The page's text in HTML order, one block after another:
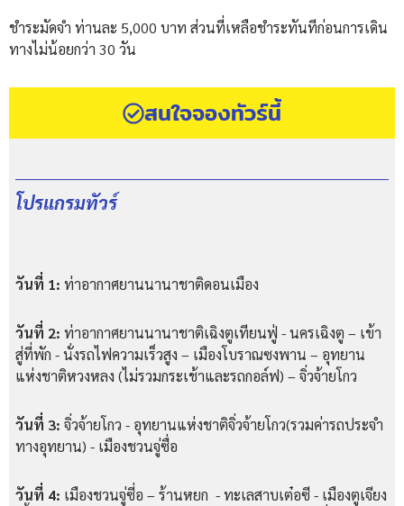
ชำระมัดจำ ท่านละ 5,000 บาท ส่วนที่เหลือชำระทันทีก่อนการเดิน
ทางไม่น้อยกว่า 30 วัน
สนใจจองทัวร์นี้
โปรแกรมทัวร์
วันที่ 1: ท่าอากาศยานนานาชาติดอนเมือง
วันที่ 2: ท่าอากาศยานนานาชาติเฉิงตูเทียนฟู่ - นครเฉิงตู – เข้า
สู่ที่พัก - นั่งรถไฟความเร็วสูง – เมืองโบราณซงพาน – อุทยาน
แห่งชาติหวงหลง (ไม่รวมกระเช้าและรถกอล์ฟ) – จิ่วจ้ายโกว
วันที่ 3: จิ่วจ้ายโกว - อุทยานแห่งชาติจิ่วจ้ายโกว(รวมค่ารถประจำ
ทางอุทยาน) - เมืองชวนจู่ซื่อ
วันที่ 4: เมืองชวนจู่ซี่อ – ร้านหยก - ทะเลสาบเต๋อซี - เมืองตูเจียง